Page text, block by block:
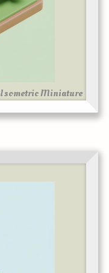
Isometric Miniature